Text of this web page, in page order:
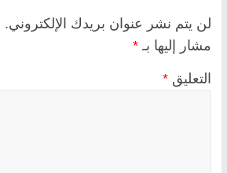
لن يتم نشر عنوان بريدك الإلكتروني.
مشار إليها بـ *
التعليق *